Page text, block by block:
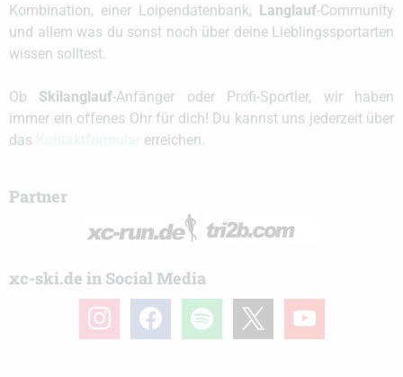
Kombination, einer Loipendatenbank, Langlauf-Community
und allem was du sonst noch über deine Lieblingssportarten
wissen solltest.
Ob Skilanglauf-Anfänger oder Profi-Sportler, wir haben
immer ein offenes Ohr für dich! Du kannst uns jederzeit über
das
erreichen.
Partner
xc-ski.de in Social Media
instagramfacebook spotify youtube